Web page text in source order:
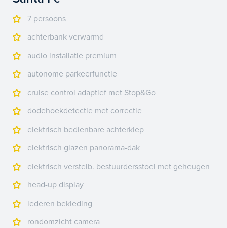
7 persoons
achterbank verwarmd
audio installatie premium
autonome parkeerfunctie
cruise control adaptief met Stop&Go
dodehoekdetectie met correctie
elektrisch bedienbare achterklep
elektrisch glazen panorama-dak
elektrisch verstelb. bestuurdersstoel met geheugen
head-up display
lederen bekleding
rondomzicht camera